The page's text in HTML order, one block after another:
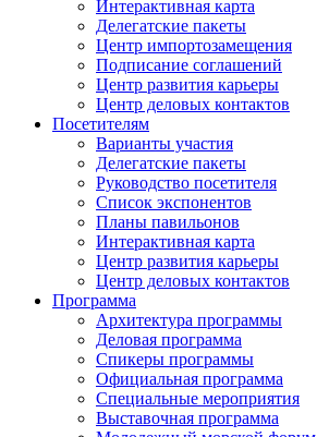
Интерактивная карта
Делегатские пакеты
Центр импортозамещения
Подписание соглашений
Центр развития карьеры
Центр деловых контактов
Посетителям
Варианты участия
Делегатские пакеты
Руководство посетителя
Список экспонентов
Планы павильонов
Интерактивная карта
Центр развития карьеры
Центр деловых контактов
Программа
Архитектура программы
Деловая программа
Спикеры программы
Официальная программа
Специальные мероприятия
Выставочная программа